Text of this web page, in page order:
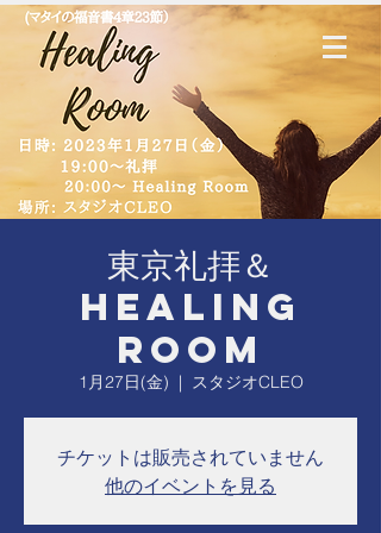
東京礼拝＆
Healing
Room
1月27日(金)
  |
スタジオCLEO
チケットは販売されていません
他のイベントを見る